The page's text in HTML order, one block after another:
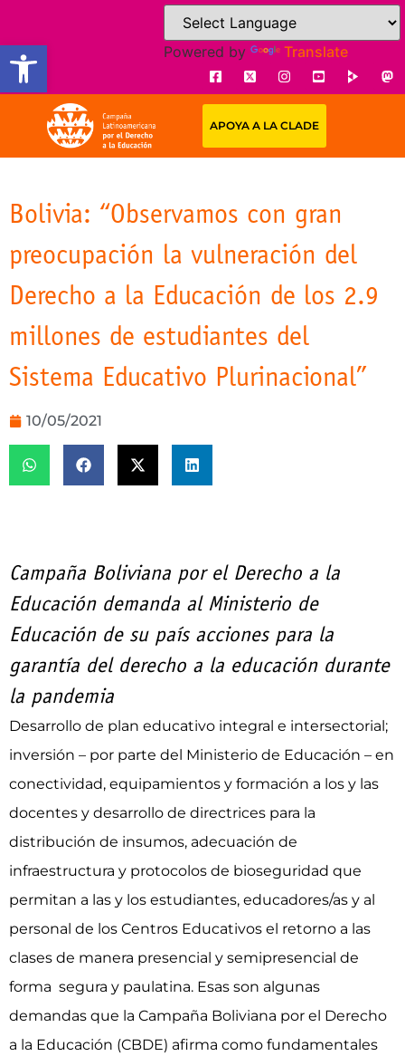
Open toolbarPowered by Translate
APOYA A LA CLADE
Bolivia: “Observamos con gran
preocupación la vulneración del
Derecho a la Educación de los 2.9
millones de estudiantes del
Sistema Educativo Plurinacional”
10/05/2021
Campaña Boliviana por el Derecho a la
Educación demanda al Ministerio de
Educación de su país acciones para la
garantía del derecho a la educación durante
la pandemia
Desarrollo de plan educativo integral e intersectorial;
inversión – por parte del Ministerio de Educación – en
conectividad, equipamientos y formación a los y las
docentes y desarrollo de directrices para la
distribución de insumos, adecuación de
infraestructura y protocolos de bioseguridad que
permitan a las y los estudiantes, educadores/as y al
personal de los Centros Educativos el retorno a las
clases de manera presencial y semipresencial de
forma segura y paulatina. Esas son algunas
demandas que la Campaña Boliviana por el Derecho
a la Educación (CBDE) afirma como fundamentales